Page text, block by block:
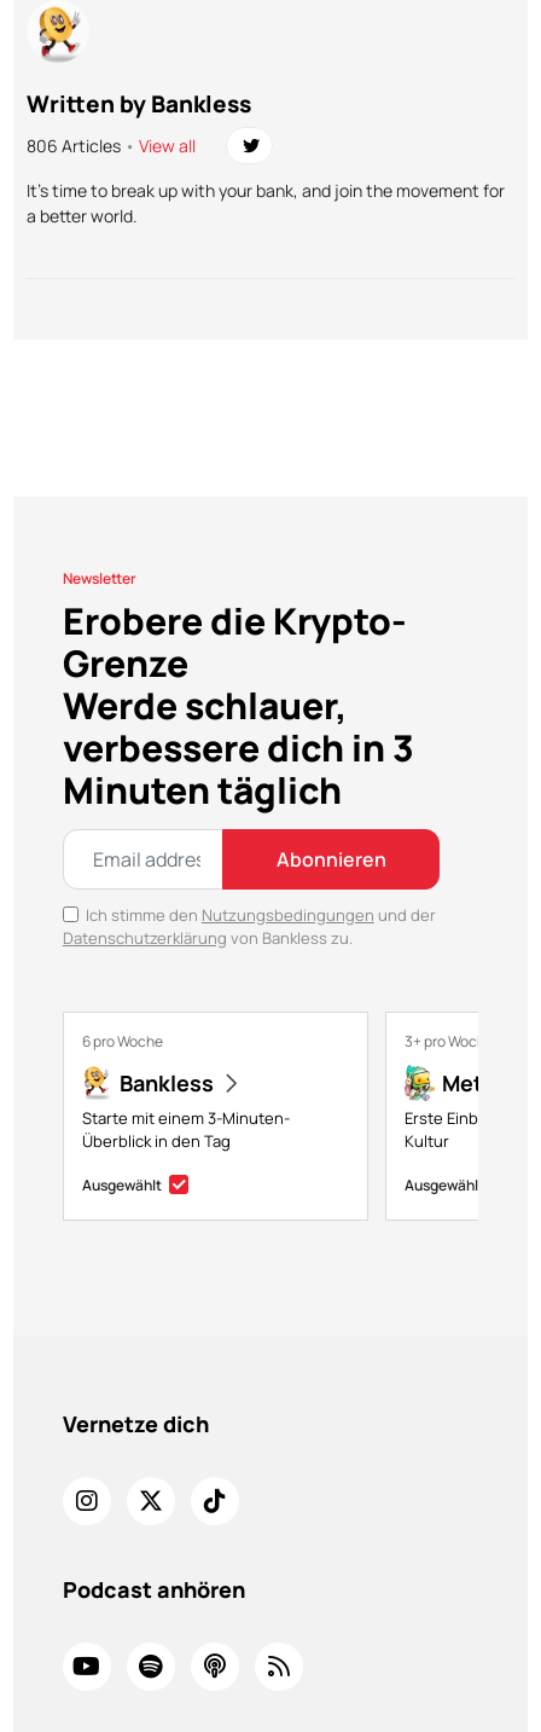
Written by Bankless
806 Articles • View all
It’s time to break up with your bank, and join the movement for
a better world.
Newsletter
Erobere die Krypto-
Grenze
Werde schlauer,
verbessere dich in 3
Minuten täglich
Abonnieren
Ich stimme den Nutzungsbedingungen und der
Datenschutzerklärung von Bankless zu.
6 pro Woche
Bankless
Starte mit einem 3-Minuten-
Überblick in den Tag
Ausgewählt
3+ pro Woche
Erste Einblicke in
Kultur
Ausgewählt
Vernetze dich
Podcast anhören